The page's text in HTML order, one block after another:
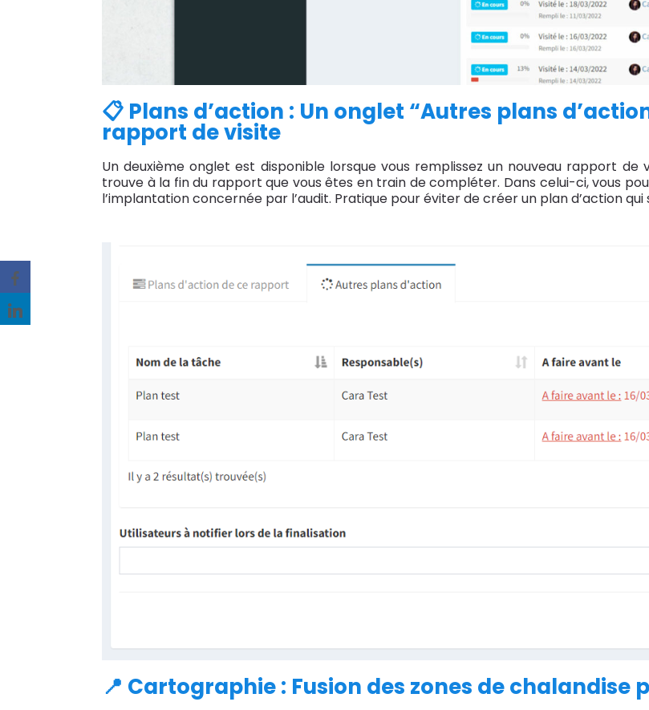
📋 Plans d’action : Un onglet “Autres plans
rapport de visite
Un deuxième onglet est disponible lorsque vous remplissez un nouveau rapport
trouve à la fin du rapport que vous êtes en train de compléter. Dans celui-ci, vous
l’implantation concernée par l’audit. Pratique pour éviter de créer un plan d’action
📍 Cartographie : Fusion des zones de